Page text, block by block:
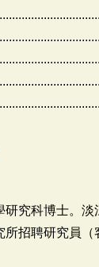
研究科博士。
招聘研究員（